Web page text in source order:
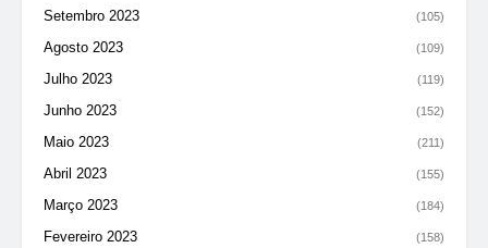
Setembro 2023 (105)
Agosto 2023 (109)
Julho 2023 (119)
Junho 2023 (152)
Maio 2023 (211)
Abril 2023 (155)
Março 2023 (184)
Fevereiro 2023 (158)